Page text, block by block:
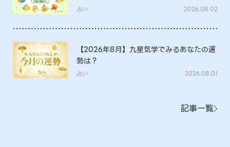
は？
占い 2026.08.02
【2026年8月】九星気学でみるあなたの運
勢は？
占い 2026.08.01
記事一覧